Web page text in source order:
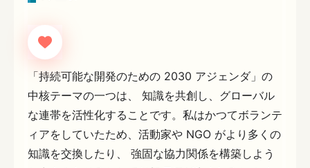
「持続可能な開発のための 2030 アジェンダ」の
中核テーマの一つは、 知識を共創し、グローバル
な連帯を活性化することです。私はかつてボランテ
ィアをしていたため、活動家や NGO がより多くの
知識を交換したり、 強固な協力関係を構築しよう